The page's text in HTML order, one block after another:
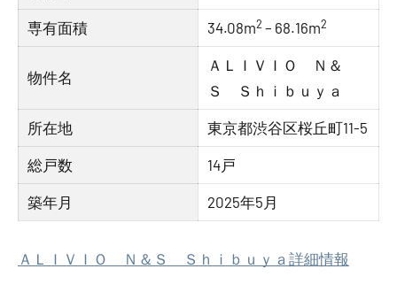
専有面積 34.08m2 – 68.16m2
物件名
ＡＬＩＶＩＯ Ｎ＆
Ｓ Ｓｈｉｂｕｙａ
所在地 東京都渋谷区桜丘町11-5
総戸数 14戸
築年月 2025年5月
ＡＬＩＶＩＯ Ｎ＆Ｓ Ｓｈｉｂｕｙａ詳細情報